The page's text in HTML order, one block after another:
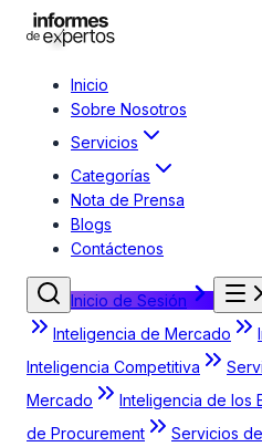
Inicio
Sobre Nosotros
Servicios
Categorías
Nota de Prensa
Blogs
Contáctenos
Inicio de Sesión
Inteligencia de Mercado
Inteligencia Competitiva
Mercado
Inteligencia de los
de Procurement
Servicios